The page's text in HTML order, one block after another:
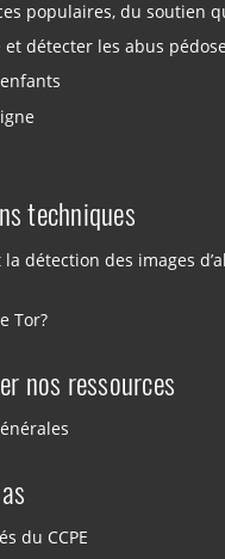
populaires, du soutien
et détecter les abus
techniques
la détection des images
Tor?
nos ressources
du CCPE